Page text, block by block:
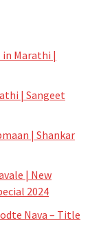
in Marathi |
| Sangeet
| Shankar
| New
2024
Nava – Title